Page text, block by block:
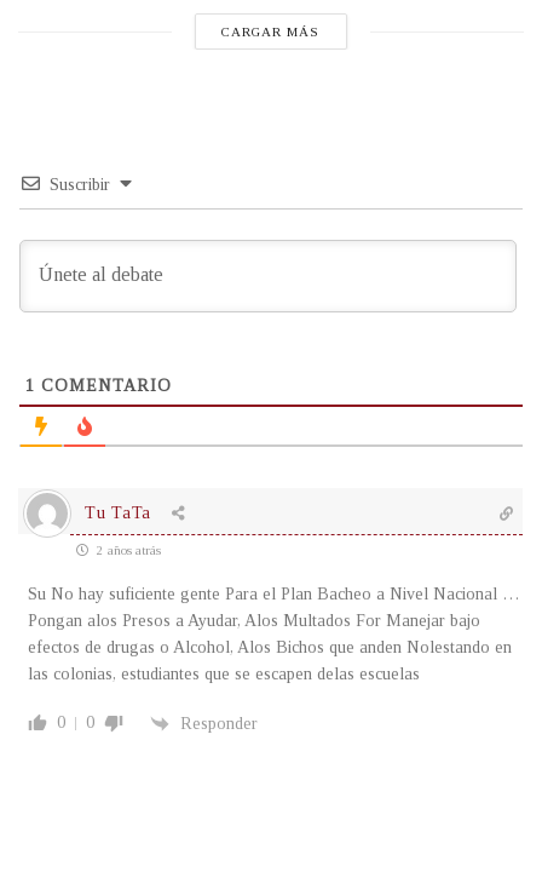
CARGAR MÁS
Suscribir
1 COMENTARIO
Tu TaTa
2 años atrás
Su No hay suficiente gente Para el Plan Bacheo a Nivel Nacional …
Pongan alos Presos a Ayudar, Alos Multados For Manejar bajo
efectos de drugas o Alcohol, Alos Bichos que anden Nolestando en
las colonias, estudiantes que se escapen delas escuelas
0 0 Responder